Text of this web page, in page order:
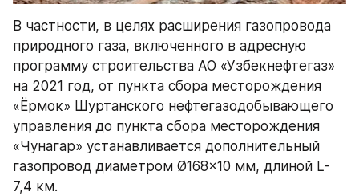
В частности, в целях расширения газопровода
природного газа, включенного в адресную
программу строительства АО «Узбекнефтегаз»
на 2021 год, от пункта сбора месторождения
«Ёрмок» Шуртанского нефтегазодобывающего
управления до пункта сбора месторождения
«Чунагар» устанавливается дополнительный
газопровод диаметром Ø168x10 мм, длиной L-
7,4 км.